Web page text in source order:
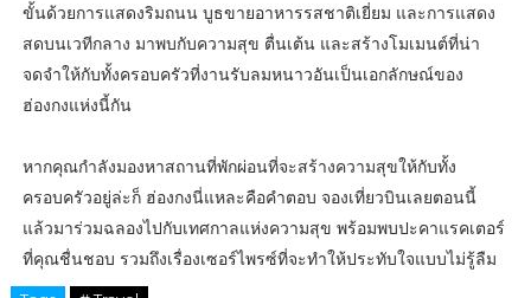
ขั้นด้วยการแสดงริมถนน บูธขายอาหารรสชาติเยี่ยม และการแสดง
สดบนเวทีกลาง มาพบกับความสุข ตื่นเต้น และสร้างโมเมนต์ที่น่า
จดจำให้กับทั้งครอบครัวที่งานรับลมหนาวอันเป็นเอกลักษณ์ของ
ฮ่องกงแห่งนี้กัน
หากคุณกำลังมองหาสถานที่พักผ่อนที่จะสร้างความสุขให้กับทั้ง
ครอบครัวอยู่ล่ะก็ ฮ่องกงนี่แหละคือคำตอบ จองเที่ยวบินเลยตอนนี้
แล้วมาร่วมฉลองไปกับเทศกาลแห่งความสุข พร้อมพบปะคาแรคเตอร์
ที่คุณชื่นชอบ รวมถึงเรื่องเซอร์ไพรซ์ที่จะทำให้ประทับใจแบบไม่รู้ลืม